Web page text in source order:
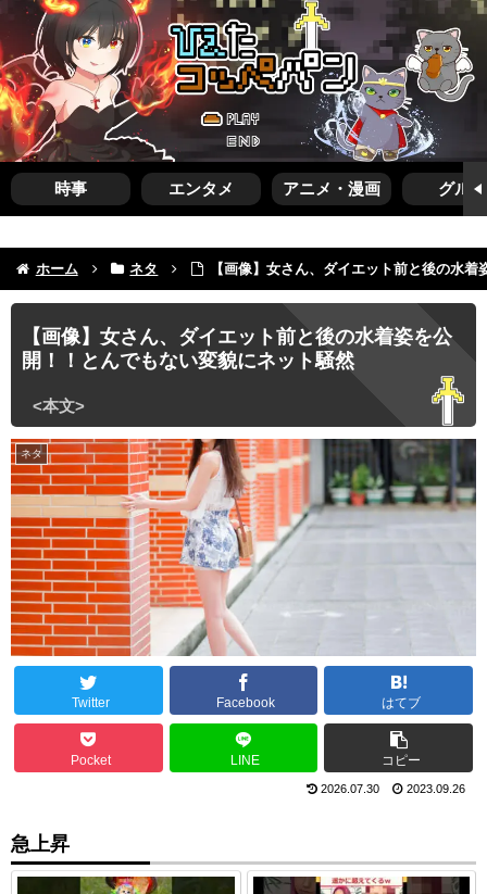
時事 エンタメ アニメ・漫画 グルメ
ホーム ネタ 【画像】女さん、ダイエット前と後の水
【画像】女さん、ダイエット前と後の水着姿を公
開！！とんでもない変貌にネット騒然
ネタ
Twitter Facebook はてブ
Pocket LINE コピー
2026.07.30 2023.09.26
急上昇